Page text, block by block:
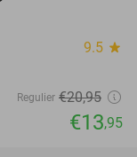
9.5 star
Regulier €20,95
€13,95